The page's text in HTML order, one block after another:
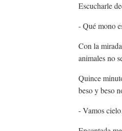
Escucharle
- Qué mono
Con la
animales no
Quince
beso y beso
- Vamos